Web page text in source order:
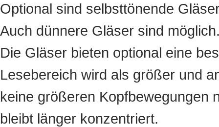
Optional sind selbsttönende
Auch dünnere Gläser sind
Die Gläser bieten optional eine
Lesebereich wird als größer und
keine größeren Kopfbewegungen
bleibt länger konzentriert.